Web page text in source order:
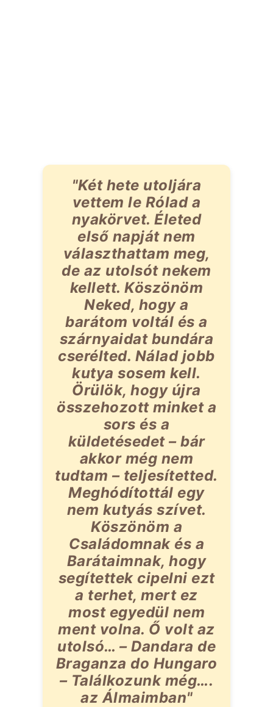
"Két hete utoljára
vettem le Rólad a
nyakörvet. Életed
első napját nem
választhattam meg,
de az utolsót nekem
kellett. Köszönöm
Neked, hogy a
barátom voltál és a
szárnyaidat bundára
cserélted. Nálad jobb
kutya sosem kell.
Örülök, hogy újra
összehozott minket a
sors és a
küldetésedet – bár
akkor még nem
tudtam – teljesítetted.
Meghódítottál egy
nem kutyás szívet.
Köszönöm a
Családomnak és a
Barátaimnak, hogy
segítettek cipelni ezt
a terhet, mert ez
most egyedül nem
ment volna. Ő volt az
utolsó… – Dandara de
Braganza do Hungaro
– Találkozunk még….
az Álmaimban"